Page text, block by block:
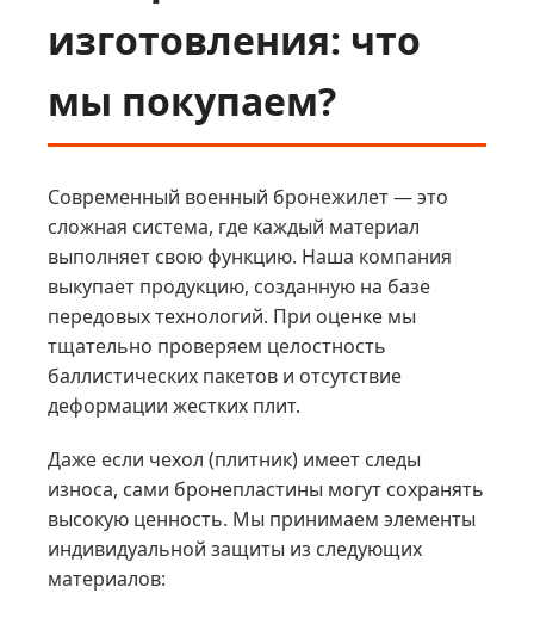
изготовления: что
мы покупаем?
Современный военный бронежилет — это
сложная система, где каждый материал
выполняет свою функцию. Наша компания
выкупает продукцию, созданную на базе
передовых технологий. При оценке мы
тщательно проверяем целостность
баллистических пакетов и отсутствие
деформации жестких плит.
Даже если чехол (плитник) имеет следы
износа, сами бронепластины могут сохранять
высокую ценность. Мы принимаем элементы
индивидуальной защиты из следующих
материалов: